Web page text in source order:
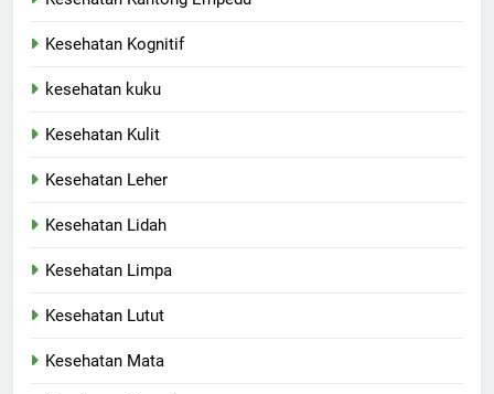
Kesehatan Kognitif
kesehatan kuku
Kesehatan Kulit
Kesehatan Leher
Kesehatan Lidah
Kesehatan Limpa
Kesehatan Lutut
Kesehatan Mata